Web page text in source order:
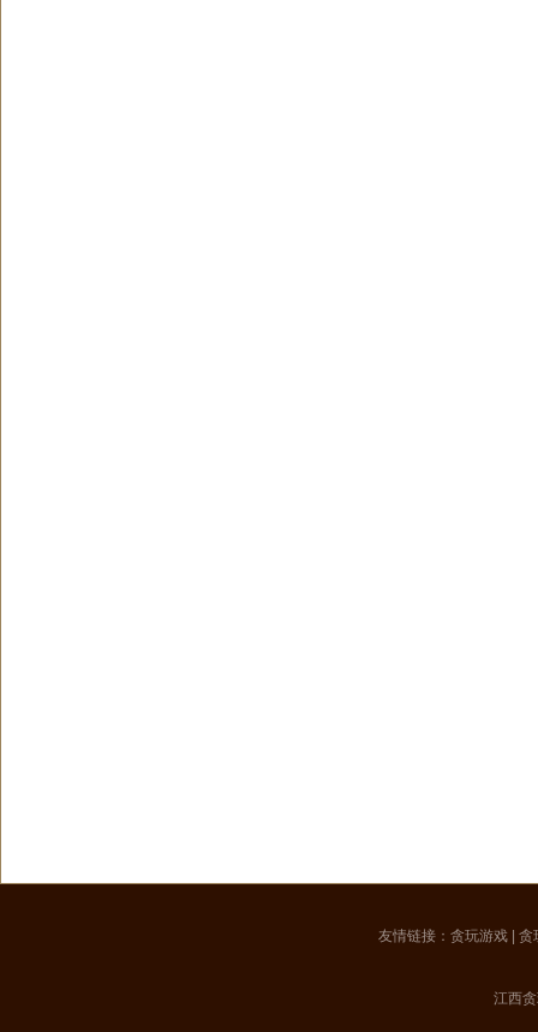
友情链接： 贪玩游戏 贪
江西